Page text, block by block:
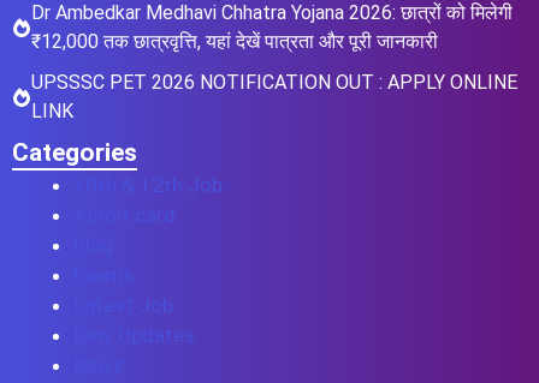
Dr Ambedkar Medhavi Chhatra Yojana 2026: छात्रों को मिलेगी
₹12,000 तक छात्रवृत्ति, यहां देखें पात्रता और पूरी जानकारी
UPSSSC PET 2026 NOTIFICATION OUT : APPLY ONLINE
LINK
Categories
10th & 12th Job
Admit card
Latest Job
New Updates